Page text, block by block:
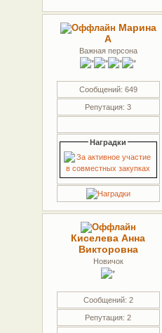
Марина
А
Важная персона
Сообщений: 649
Репутация: 3
Наградки
Киселева Анна
Викторовна
Новичок
Сообщений: 2
Репутация: 2